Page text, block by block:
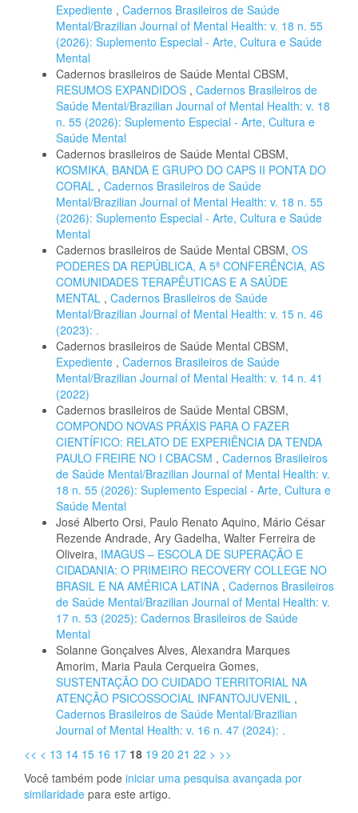
Expediente , Cadernos Brasileiros de Saúde
Mental/Brazilian Journal of Mental Health: v. 18 n. 55
(2026): Suplemento Especial - Arte, Cultura e Saúde
Mental
Cadernos brasileiros de Saúde Mental CBSM,
RESUMOS EXPANDIDOS , Cadernos Brasileiros de
Saúde Mental/Brazilian Journal of Mental Health: v. 18
n. 55 (2026): Suplemento Especial - Arte, Cultura e
Saúde Mental
Cadernos brasileiros de Saúde Mental CBSM,
KOSMIKA, BANDA E GRUPO DO CAPS II PONTA DO
CORAL , Cadernos Brasileiros de Saúde
Mental/Brazilian Journal of Mental Health: v. 18 n. 55
(2026): Suplemento Especial - Arte, Cultura e Saúde
Mental
Cadernos brasileiros de Saúde Mental CBSM, OS
PODERES DA REPÚBLICA, A 5ª CONFERÊNCIA, AS
COMUNIDADES TERAPÊUTICAS E A SAÚDE
MENTAL , Cadernos Brasileiros de Saúde
Mental/Brazilian Journal of Mental Health: v. 15 n. 46
(2023): .
Cadernos brasileiros de Saúde Mental CBSM,
Expediente , Cadernos Brasileiros de Saúde
Mental/Brazilian Journal of Mental Health: v. 14 n. 41
(2022)
Cadernos brasileiros de Saúde Mental CBSM,
COMPONDO NOVAS PRÁXIS PARA O FAZER
CIENTÍFICO: RELATO DE EXPERIÊNCIA DA TENDA
PAULO FREIRE NO I CBACSM , Cadernos Brasileiros
de Saúde Mental/Brazilian Journal of Mental Health: v.
18 n. 55 (2026): Suplemento Especial - Arte, Cultura e
Saúde Mental
José Alberto Orsi, Paulo Renato Aquino, Mário César
Rezende Andrade, Ary Gadelha, Walter Ferreira de
Oliveira, IMAGUS – ESCOLA DE SUPERAÇÃO E
CIDADANIA: O PRIMEIRO RECOVERY COLLEGE NO
BRASIL E NA AMÉRICA LATINA , Cadernos Brasileiros
de Saúde Mental/Brazilian Journal of Mental Health: v.
17 n. 53 (2025): Cadernos Brasileiros de Saúde
Mental
Solanne Gonçalves Alves, Alexandra Marques
Amorim, Maria Paula Cerqueira Gomes,
SUSTENTAÇÃO DO CUIDADO TERRITORIAL NA
ATENÇÃO PSICOSSOCIAL INFANTOJUVENIL ,
Cadernos Brasileiros de Saúde Mental/Brazilian
Journal of Mental Health: v. 16 n. 47 (2024): .
<< < 13 14 15 16 17 18 19 20 21 22 > >>
Você também pode iniciar uma pesquisa avançada por
similaridade para este artigo.